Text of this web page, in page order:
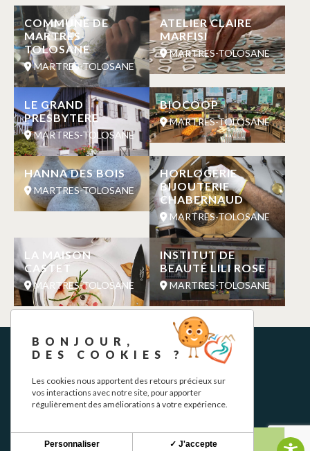
COMMUNE DE
MARTRES-
TOLOSANE
MARTRES-TOLOSANE
ATELIER CLAIRE
MARFISI
MARTRES-TOLOSANE
LE GRAND
PRESBYTERE
MARTRES-TOLOSANE
BIOCOOP
MARTRES-TOLOSANE
HANNA DES BOIS
MARTRES-TOLOSANE
HORLOGERIE
BIJOUTERIE
CHABERNAUD
MARTRES-TOLOSANE
LA MAISON
CASTET
MARTRES-TOLOSANE
INSTITUT DE
BEAUTÉ LILI ROSE
MARTRES-TOLOSANE
NEWSLETTER
BONJOUR,
DES COOKIES ?
Les cookies nous apportent des retours précieux sur
vos interactions avec notre site, pour apporter
régulièrement des améliorations à votre expérience.
✓ J'accepte
Personnaliser